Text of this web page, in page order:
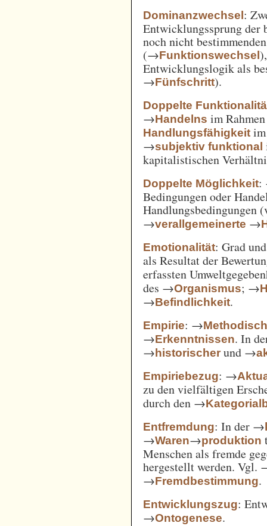
Dominanzwechsel:
Entwicklungssprung der
noch nicht
(→Funktionswechsel
Entwicklungslogik als
→Fünfschritt).
Doppelte
→Handelns im
Handlungsfähigkeit
→subjektiv funktional
kapitalistischen
Doppelte Möglichkeit:
Bedingungen oder
Handlungsbedingungen
→verallgemeinerte →
Emotionalität: Grad
als Resultat der
erfassten
des →Organismus; →
→Befindlichkeit.
Empirie: →
→Erkenntnissen. In
→historischer und →
Empiriebezug: →
zu den vielfältigen
durch den →
Entfremdung: In der →
→Waren→produktion
Menschen als fremde
hergestellt werden. Vgl.
→Fremdbestimmung.
Entwicklungszug:
→Ontogenese.